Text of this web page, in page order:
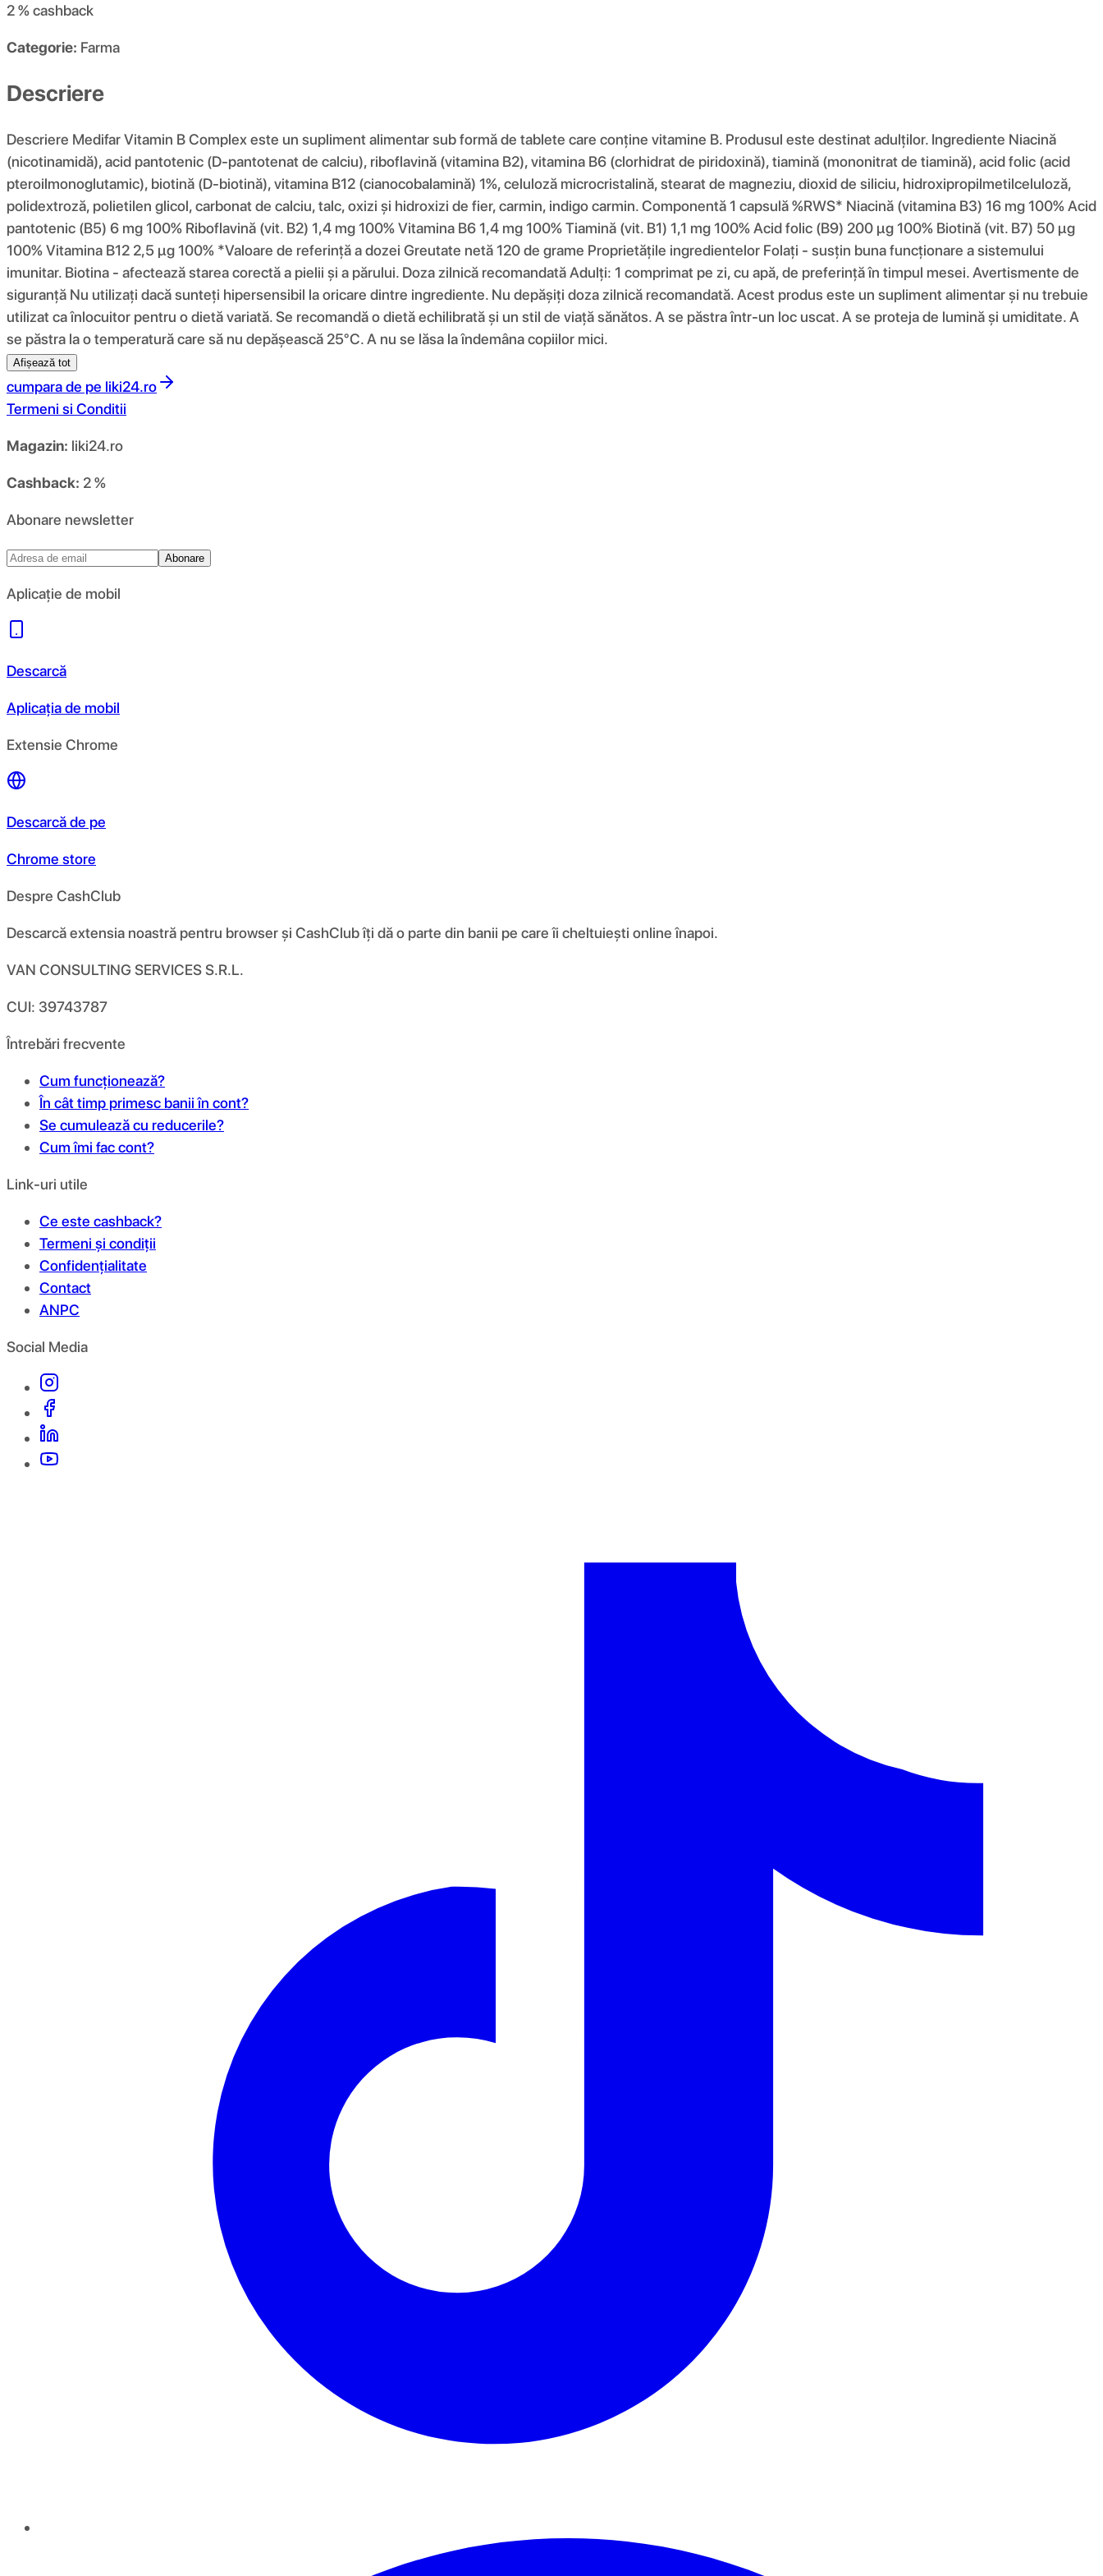
2 %cashback
Categorie: Farma
Descriere
Descriere Medifar Vitamin B Complex este un supliment alimentar sub formă de tablete care conține vitamine B. Produsul este destinat adulților. Ingrediente Niacină
(nicotinamidă), acid pantotenic (D-pantotenat de calciu), riboflavină (vitamina B2), vitamina B6 (clorhidrat de piridoxină), tiamină (mononitrat de tiamină), acid folic (acid
pteroilmonoglutamic), biotină (D-biotină), vitamina B12 (cianocobalamină) 1%, celuloză microcristalină, stearat de magneziu, dioxid de siliciu, hidroxipropilmetilceluloză,
polidextroză, polietilen glicol, carbonat de calciu, talc, oxizi și hidroxizi de fier, carmin, indigo carmin. Componentă 1 capsulă %RWS* Niacină (vitamina B3) 16 mg 100% Acid
pantotenic (B5) 6 mg 100% Riboflavină (vit. B2) 1,4 mg 100% Vitamina B6 1,4 mg 100% Tiamină (vit. B1) 1,1 mg 100% Acid folic (B9) 200 µg 100% Biotină (vit. B7) 50 µg
100% Vitamina B12 2,5 µg 100% *Valoare de referință a dozei Greutate netă 120 de grame Proprietățile ingredientelor Folați - susțin buna funcționare a sistemului
imunitar. Biotina - afectează starea corectă a pielii și a părului. Doza zilnică recomandată Adulți: 1 comprimat pe zi, cu apă, de preferință în timpul mesei. Avertismente de
siguranță Nu utilizați dacă sunteți hipersensibil la oricare dintre ingrediente. Nu depășiți doza zilnică recomandată. Acest produs este un supliment alimentar și nu trebuie
utilizat ca înlocuitor pentru o dietă variată. Se recomandă o dietă echilibrată și un stil de viață sănătos. A se păstra într-un loc uscat. A se proteja de lumină și umiditate. A
se păstra la o temperatură care să nu depășească 25°C. A nu se lăsa la îndemâna copiilor mici.
Afișează tot
cumpara de pe liki24.ro
Termeni si Conditii
Magazin: liki24.ro
Cashback: 2 %
Abonare newsletter
Abonare
Aplicație de mobil
Descarcă
Aplicația de mobil
Extensie Chrome
Descarcă de pe
Chrome store
Despre CashClub
Descarcă extensia noastră pentru browser și CashClub îți dă o parte din banii pe care îi cheltuiești online înapoi.
VAN CONSULTING SERVICES S.R.L.
CUI: 39743787
Întrebări frecvente
Cum funcționează?
În cât timp primesc banii în cont?
Se cumulează cu reducerile?
Cum îmi fac cont?
Link-uri utile
Ce este cashback?
Termeni și condiții
Confidențialitate
Contact
ANPC
Social Media